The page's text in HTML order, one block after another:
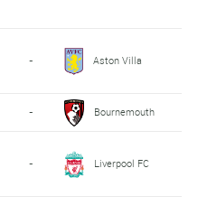
- Aston Villa
- Bournemouth
-
Liverpool FC